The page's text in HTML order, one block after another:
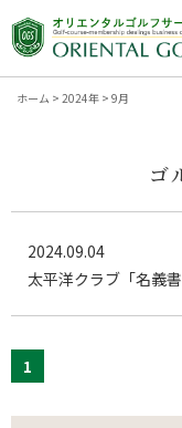
ホーム > 2024年 > 9月
ゴ
2024.09.04
太平洋クラブ「名義書
1